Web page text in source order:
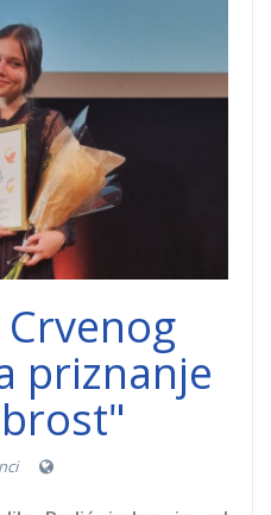
Delila-
priznanje